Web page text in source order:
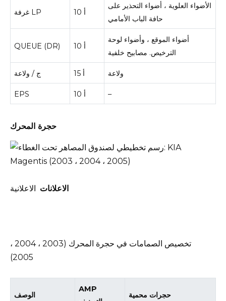
غرفة LP 10 أ
الأضواء العلوية ، أضواء التحذير على
حافة الباب الأمامي
QUEUE (DR) 10 أ
أضواء الموقع ، وأضواء لوحة
الترخيص. مصابيح خلفية
ج / ولاعة 15 أ ولاعة
EPS 10 أ –
حجرة المحرك
الاعلانات الاعلانية
تخصيص الصمامات في حجرة المحرك (2003 ، 2004 ،
2005)
الوصف
AMP
حجرات محمية